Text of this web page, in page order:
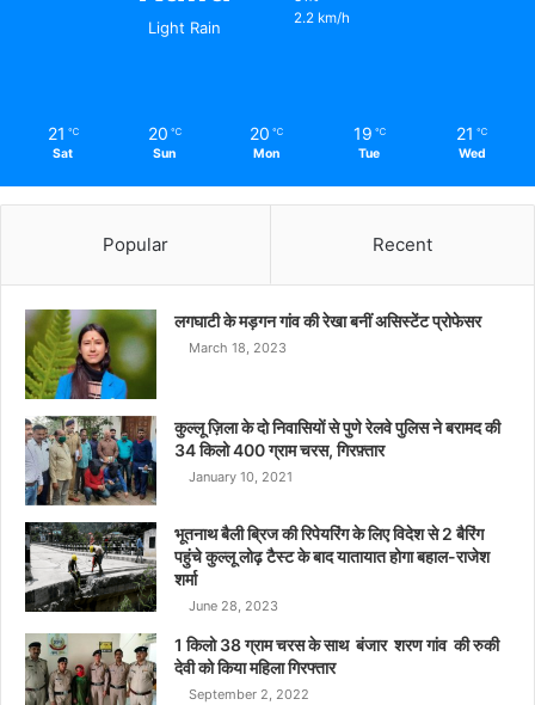
Light Rain
2.2 km/h
21 ℃
Sat
20 ℃
Sun
20 ℃
Mon
19 ℃
Tue
21 ℃
Wed
Popular Recent
लगघाटी के मड़गन गांव की रेखा बनीं असिस्टेंट प्रोफेसर
March 18, 2023
कुल्लू ज़िला के दो निवासियों से पुणे रेलवे पुलिस ने बरामद की
34 किलो 400 ग्राम चरस, गिरफ़्तार
January 10, 2021
भूतनाथ बैली ब्रिज की रिपेयरिंग के लिए विदेश से 2 बैरिंग
पहुंचे कुल्लू लोढ़ टैस्ट के बाद यातायात होगा बहाल-राजेश
शर्मा
June 28, 2023
1 किलो 38 ग्राम चरस के साथ बंजार शरण गांव की रुकी
देवी को किया महिला गिरफ्तार
September 2, 2022